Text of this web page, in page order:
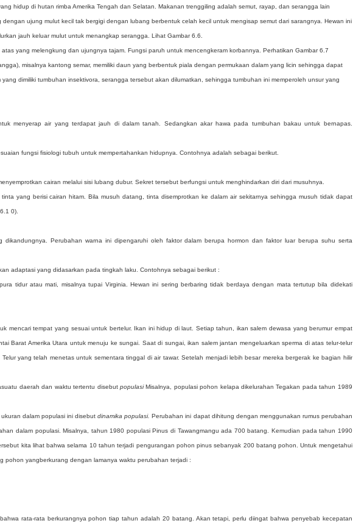
hidup di hutan rimba Amerika Tengah dan Selatan. Makanan trenggiling adalah semut, rayap, dan serangga lain
ujung mulut kecil tak bergigi dengan lubang berbentuk celah kecil untuk mengisap semut dari sarangnya. Hewan ini
jauh keluar mulut untuk menangkap serangga. Lihat Gambar 6.6.
yang melengkung dan ujungnya tajam. Fungsi paruh untuk mencengkeram korbannya. Perhatikan Gambar 6.7
misalnya kantong semar, memiliki daun yang berbentuk piala dengan permukaan dalam yang licin sehingga dapat
yang dimiliki tumbuhan insektivora, serangga tersebut akan dilumatkan, sehingga tumbuhan ini memperoleh unsur yang
menyerap air yang terdapat jauh di dalam tanah. Sedangkan akar hawa pada tumbuhan bakau untuk bernapas.
fungsi fisiologi tubuh untuk mempertahankan hidupnya. Contohnya adalah sebagai berikut.
cairan melalui sisi lubang dubur. Sekret tersebut berfungsi untuk menghindarkan diri dari musuhnya.
tinta yang berisi cairan hitam. Bila musuh datang, tinta disemprotkan ke dalam air sekitarnya sehingga musuh tidak dapat
0).
Perubahan warna ini dipengaruhi oleh faktor dalam berupa hormon dan faktor luar berupa suhu serta
adaptasi yang didasarkan pada tingkah laku. Contohnya sebagai berikut :
tidur atau mati, misalnya tupai Virginia. Hewan ini sering berbaring tidak berdaya dengan mata tertutup bila didekati
mencari tempat yang sesuai untuk bertelur. Ikan ini hidup di laut. Setiap tahun, ikan salem dewasa yang berumur empat
Barat Amerika Utara untuk menuju ke sungai. Saat di sungai, ikan salem jantan mengeluarkan sperma di atas telur-telur
yang telah menetas untuk sementara tinggal di air tawar. Setelah menjadi lebih besar mereka bergerak ke bagian hilir
daerah dan waktu tertentu disebut populasiMisalnya, populasi pohon kelapa dikelurahan Tegakan pada tahun 1989
dalam populasi ini disebutdinamika populasi.Perubahan ini dapat dihitung dengan menggunakan rumus perubahan
dalam populasi. Misalnya, tahun 1980 populasi Pinus di Tawangmangu ada 700 batang. Kemudian pada tahun 1990
kita lihat bahwa selama 10 tahun terjadi pengurangan pohon pinus sebanyak 200 batang pohon. Untuk mengetahui
pohon yangberkurang dengan lamanya waktu perubahan terjadi :
rata-rata berkurangnya pohon tiap tahun adalah 20 batang. Akan tetapi, perlu diingat bahwa penyebab kecepatan